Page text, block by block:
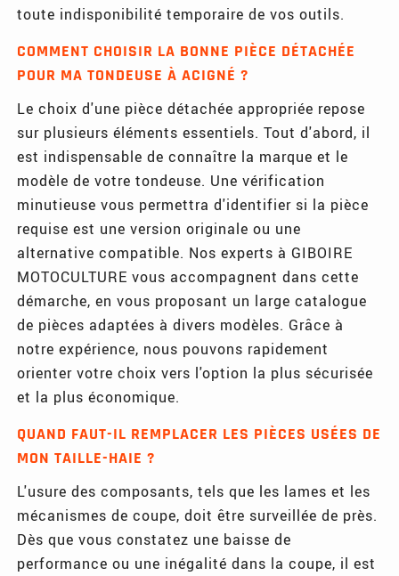
toute indisponibilité temporaire de vos outils.
COMMENT CHOISIR LA BONNE PIÈCE DÉTACHÉE
POUR MA TONDEUSE À ACIGNÉ ?
Le choix d'une pièce détachée appropriée repose
sur plusieurs éléments essentiels. Tout d'abord, il
est indispensable de connaître la marque et le
modèle de votre tondeuse. Une vérification
minutieuse vous permettra d'identifier si la pièce
requise est une version originale ou une
alternative compatible. Nos experts à GIBOIRE
MOTOCULTURE vous accompagnent dans cette
démarche, en vous proposant un large catalogue
de pièces adaptées à divers modèles. Grâce à
notre expérience, nous pouvons rapidement
orienter votre choix vers l'option la plus sécurisée
et la plus économique.
QUAND FAUT-IL REMPLACER LES PIÈCES USÉES DE
MON TAILLE-HAIE ?
L'usure des composants, tels que les lames et les
mécanismes de coupe, doit être surveillée de près.
Dès que vous constatez une baisse de
performance ou une inégalité dans la coupe, il est